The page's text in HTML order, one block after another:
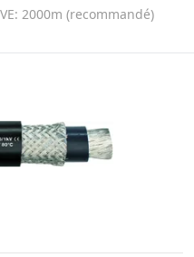
VE: 2000m (recommandé)